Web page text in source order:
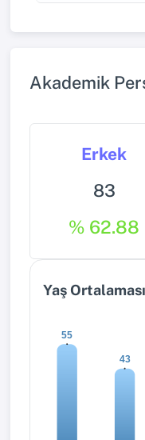
Akademik
Erkek
83
% 62.88
Yaş Ortalaması
55
43